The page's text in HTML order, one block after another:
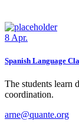
8 Apr.
Spanish Language
The students learn
coordination.
arne@quante.org